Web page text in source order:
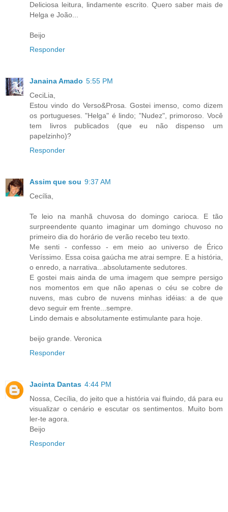
Deliciosa leitura, lindamente escrito. Quero saber mais de
Helga e João...
Beijo
Responder
Janaina Amado 5:55 PM
CeciLia,
Estou vindo do Verso&Prosa. Gostei imenso, como dizem
os portugueses. "Helga" é lindo; "Nudez", primoroso. Você
tem livros publicados (que eu não dispenso um
papelzinho)?
Responder
Assim que sou 9:37 AM
Cecília,
Te leio na manhã chuvosa do domingo carioca. E tão
surpreendente quanto imaginar um domingo chuvoso no
primeiro dia do horário de verão recebo teu texto.
Me senti - confesso - em meio ao universo de Érico
Veríssimo. Essa coisa gaúcha me atrai sempre. E a história,
o enredo, a narrativa...absolutamente sedutores.
E gostei mais ainda de uma imagem que sempre persigo
nos momentos em que não apenas o céu se cobre de
nuvens, mas cubro de nuvens minhas idéias: a de que
devo seguir em frente...sempre.
Lindo demais e absolutamente estimulante para hoje.
beijo grande. Veronica
Responder
Jacinta Dantas 4:44 PM
Nossa, Cecília, do jeito que a história vai fluindo, dá para eu
visualizar o cenário e escutar os sentimentos. Muito bom
ler-te agora.
Beijo
Responder